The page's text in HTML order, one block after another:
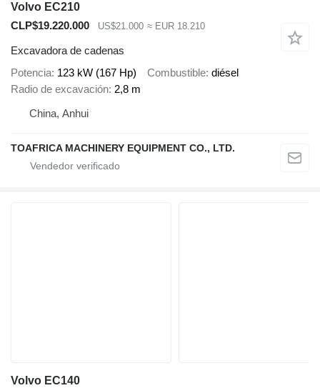
Volvo EC210
CLP$19.220.000
US$21.000 ≈ EUR 18.210
Excavadora de cadenas
Potencia 123 kW (167 Hp) Combustible diésel
Radio de excavación 2,8 m
China, Anhui
TOAFRICA MACHINERY EQUIPMENT CO., LTD.
Volvo EC140